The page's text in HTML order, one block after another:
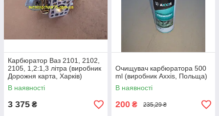
Карбюратор Ваз 2101, 2102,
2105, 1,2:1,3 літра (виробник
Дорожня карта, Харків)
В наявності
3 375 ₴
Очищувач карбюратора 500
ml (виробник Axxis, Польща)
В наявності
200 ₴ 235,29 ₴